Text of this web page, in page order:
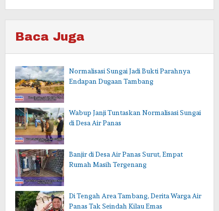
Baca Juga
Normalisasi Sungai Jadi Bukti Parahnya
Endapan Dugaan Tambang
Wabup Janji Tuntaskan Normalisasi Sungai
di Desa Air Panas
Banjir di Desa Air Panas Surut, Empat
Rumah Masih Tergenang
Di Tengah Area Tambang, Derita Warga Air
Panas Tak Seindah Kilau Emas